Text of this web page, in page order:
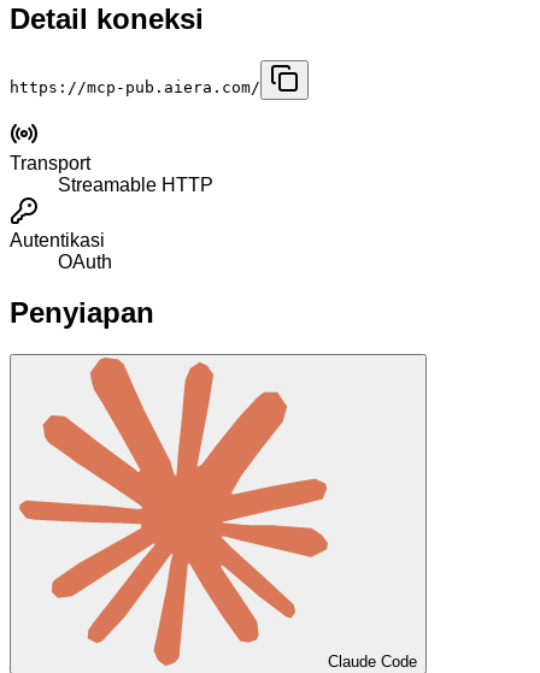
Detail koneksi
https://mcp-pub.aiera.com/
Transport
Streamable HTTP
Autentikasi
OAuth
Penyiapan
Claude Code